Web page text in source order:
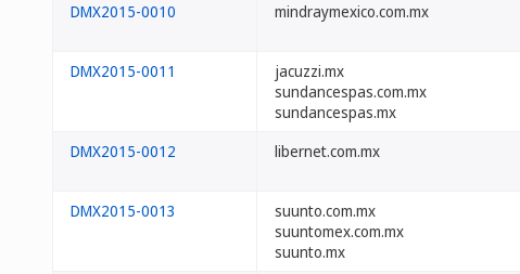
DMX2015-0010
mindraymexico.com.mx
DMX2015-0011
jacuzzi.mx
sundancespas.com.mx
sundancespas.mx
DMX2015-0012 libernet.com.mx
DMX2015-0013
suunto.com.mx
suuntomex.com.mx
suunto.mx